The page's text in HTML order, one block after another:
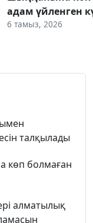
адам үйленген
6 тамыз, 2026
талқылады
көп болмаған
алматылық